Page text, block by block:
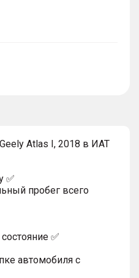
Atlas I, 2018 в ИАТ
✅
пробег всего
✅
автомобиля с